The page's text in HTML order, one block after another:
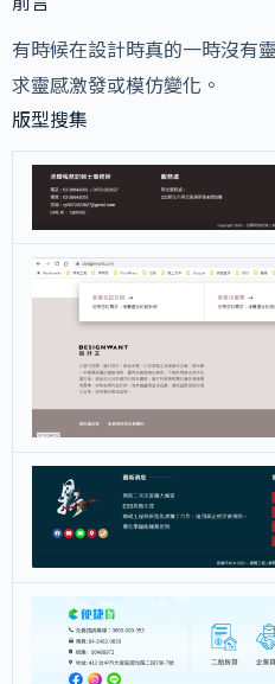
有時候在設計時真的一時沒有
求靈感激發或模仿變化。
版型搜集